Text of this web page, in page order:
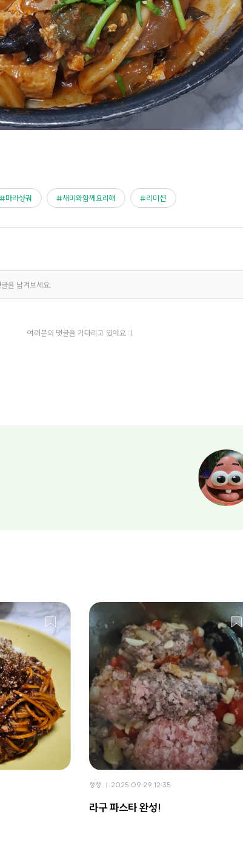
마라샹궈 새미와함께요리해 리미션
을 남겨보세요.
여러분의 댓글을 기다리고 있어요 :)
정정 2025.09.29 12:35
라구 파스타 완성!